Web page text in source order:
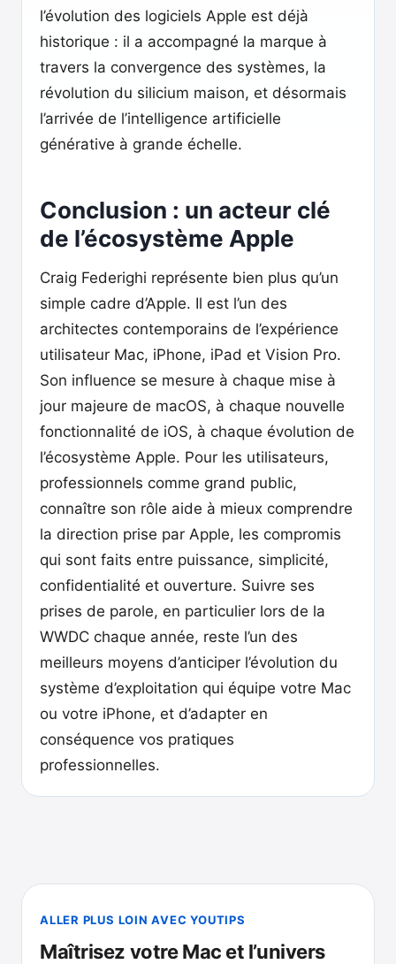
l’évolution des logiciels Apple est déjà
historique : il a accompagné la marque à
travers la convergence des systèmes, la
révolution du silicium maison, et désormais
l’arrivée de l’intelligence artificielle
générative à grande échelle.
Conclusion : un acteur clé
de l’écosystème Apple
Craig Federighi représente bien plus qu’un
simple cadre d’Apple. Il est l’un des
architectes contemporains de l’expérience
utilisateur Mac, iPhone, iPad et Vision Pro.
Son influence se mesure à chaque mise à
jour majeure de macOS, à chaque nouvelle
fonctionnalité de iOS, à chaque évolution de
l’écosystème Apple. Pour les utilisateurs,
professionnels comme grand public,
connaître son rôle aide à mieux comprendre
la direction prise par Apple, les compromis
qui sont faits entre puissance, simplicité,
confidentialité et ouverture. Suivre ses
prises de parole, en particulier lors de la
WWDC chaque année, reste l’un des
meilleurs moyens d’anticiper l’évolution du
système d’exploitation qui équipe votre Mac
ou votre iPhone, et d’adapter en
conséquence vos pratiques
professionnelles.
ALLER PLUS LOIN AVEC YOUTIPS
Maîtrisez votre Mac et l’univers